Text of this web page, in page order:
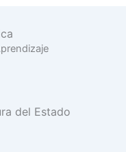
del Estado